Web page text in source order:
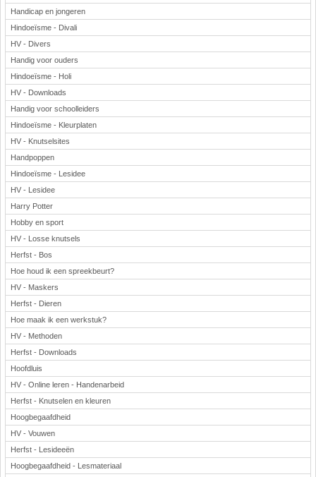
Handicap en jongeren
Hindoeïsme - Divali
HV - Divers
Handig voor ouders
Hindoeïsme - Holi
HV - Downloads
Handig voor schoolleiders
Hindoeïsme - Kleurplaten
HV - Knutselsites
Handpoppen
Hindoeïsme - Lesidee
HV - Lesidee
Harry Potter
Hobby en sport
HV - Losse knutsels
Herfst - Bos
Hoe houd ik een spreekbeurt?
HV - Maskers
Herfst - Dieren
Hoe maak ik een werkstuk?
HV - Methoden
Herfst - Downloads
Hoofdluis
HV - Online leren - Handenarbeid
Herfst - Knutselen en kleuren
Hoogbegaafdheid
HV - Vouwen
Herfst - Lesideeën
Hoogbegaafdheid - Lesmateriaal